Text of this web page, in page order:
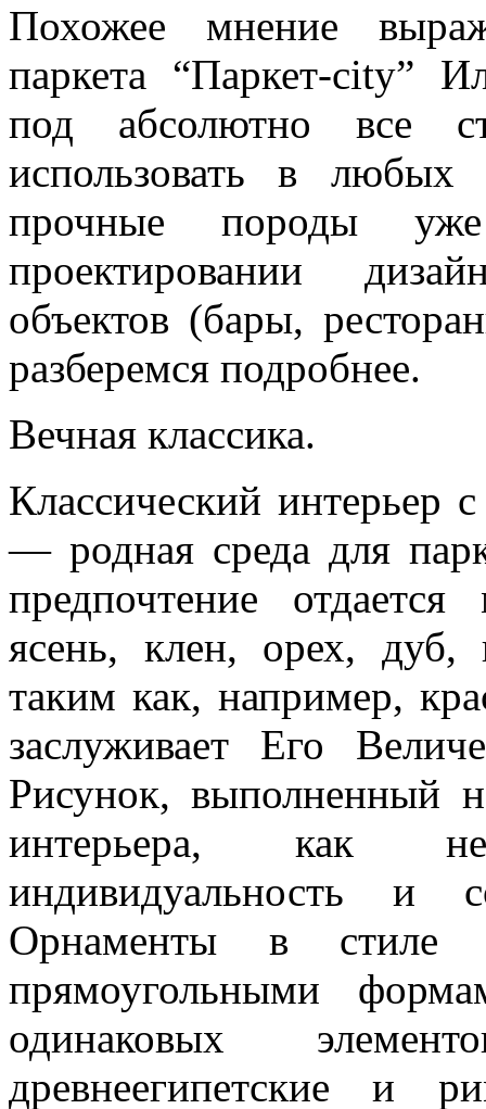
Похожее мнение
паркета “Паркет-city”
под абсолютно все
использовать в
прочные породы
проектировании
объектов (бары,
разберемся подробнее.
Вечная классика.
Классический интерьер
— родная среда для
предпочтение
ясень, клен, орех, дуб,
таким как, например,
заслуживает Его
Рисунок, выполненный
интерьера, как
индивидуальность и
Орнаменты в стиле
прямоугольными
одинаковых
древнеегипетские и